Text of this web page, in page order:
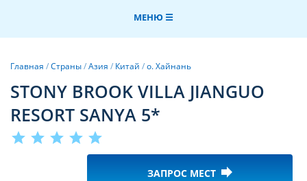
МЕНЮ ☰
Главная /Страны/Азия / Китай /о. Хайнань
STONY BROOK VILLA JIANGUO
RESORT SANYA 5*
star star star star star
ЗАПРОС МЕСТ forward